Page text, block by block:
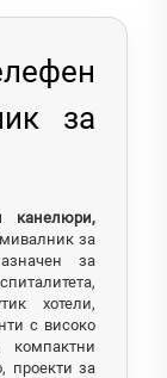
за
канелюри,
за
за
хотели,
с високо
компактни
проекти за